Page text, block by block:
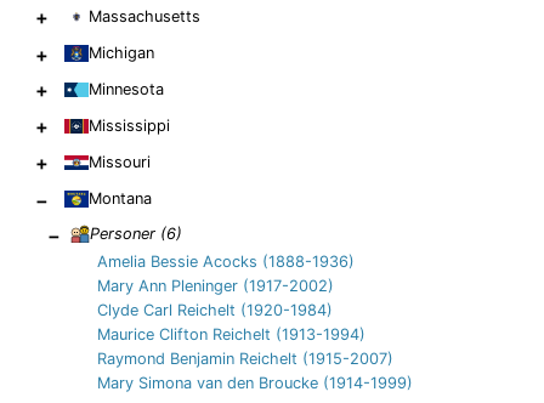
+ Massachusetts
+ Michigan
+ Minnesota
+ Mississippi
+ Missouri
− Montana
− Personer (6)
Amelia Bessie Acocks (1888-1936)
Mary Ann Pleninger (1917-2002)
Clyde Carl Reichelt (1920-1984)
Maurice Clifton Reichelt (1913-1994)
Raymond Benjamin Reichelt (1915-2007)
Mary Simona van den Broucke (1914-1999)